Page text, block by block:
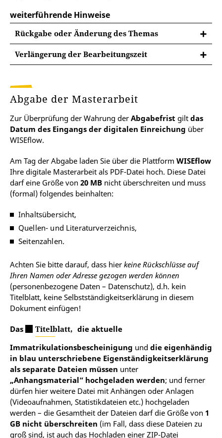
weiterführende Hinweise
Rückgabe oder Änderung des Themas
Verlängerung der Bearbeitungszeit
müssen Sieumgehend die Krankheitsanzeige
beim Dezernat 1: Studium & Lehre
einreichen.
Hierfür ist zwingend das vorgegebene
Formular zu verwenden.
Wird die Arbeits- bzw. Prüfungsunfähigkeit
anerkannt und liegt diese in der Bearbeitungszeit der
Masterarbeit, wird die Bearbeitungszeit um die
entsprechende Anzahl der Krankheitstage bzw. um
der hierzu im Dekanat eingegangen Dokumente
erhalten Sie ein Schreiben mit dem neu berechneten
Abgabetermin.
Abgabe der Masterarbeit
Zur Überprüfung der Wahrung der Abgabefrist gilt das
Datum des Eingangs der digitalen Einreichung über
WISEflow.
Am Tag der Abgabe laden Sie über die Plattform WISEflow
Ihre digitale Masterarbeit als PDF-Datei hoch. Diese Datei
darf eine Größe von 20 MB nicht überschreiten und muss
(formal) folgendes beinhalten:
Inhaltsübersicht,
Quellen- und Literaturverzeichnis,
Seitenzahlen.
Achten Sie bitte darauf, dass hier keine Rückschlüsse auf
Ihren Namen oder Adresse gezogen werden können
(personenbezogene Daten – Datenschutz), d.h. kein
Titelblatt, keine Selbstständigkeitserklärung in diesem
Dokument einfügen!
Das Titelblatt, die aktuelle
Immatrikulationsbescheinigung und die eigenhändig
in blau unterschriebene Eigenständigkeitserklärung
als separate Dateien müssen unter
„Anhangsmaterial“ hochgeladen werden; und ferner
dürfen hier weitere Datei mit Anhängen oder Anlagen
(Videoaufnahmen, Statistikdateien etc.) hochgeladen
werden – die Gesamtheit der Dateien darf die Größe von 1
GB nicht überschreiten (im Fall, dass diese Dateien zu
groß sind, ist auch das Hochladen einer ZIP-Datei